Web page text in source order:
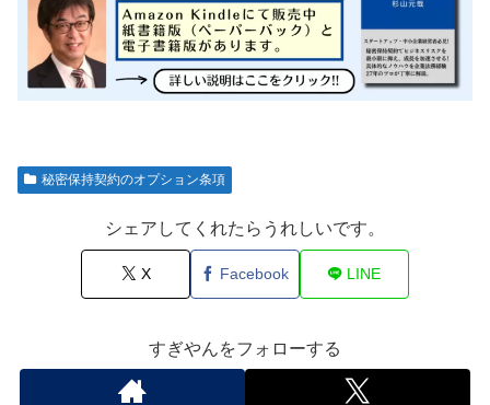
秘密保持契約のオプション条項
シェアしてくれたらうれしいです。
X Facebook LINE
すぎやんをフォローする